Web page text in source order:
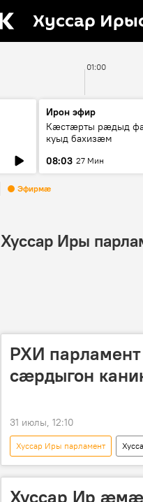
Хуссар
01:00
Ирон эфир
Кæстæрты рæдыд
куыд бахизæм
08:03 27 Мин
Эфирмæ
Хуссар Иры
РХИ
сæрдыгон
31 июлы, 12:10
Хуссар Иры парламент
Хуссар Ир